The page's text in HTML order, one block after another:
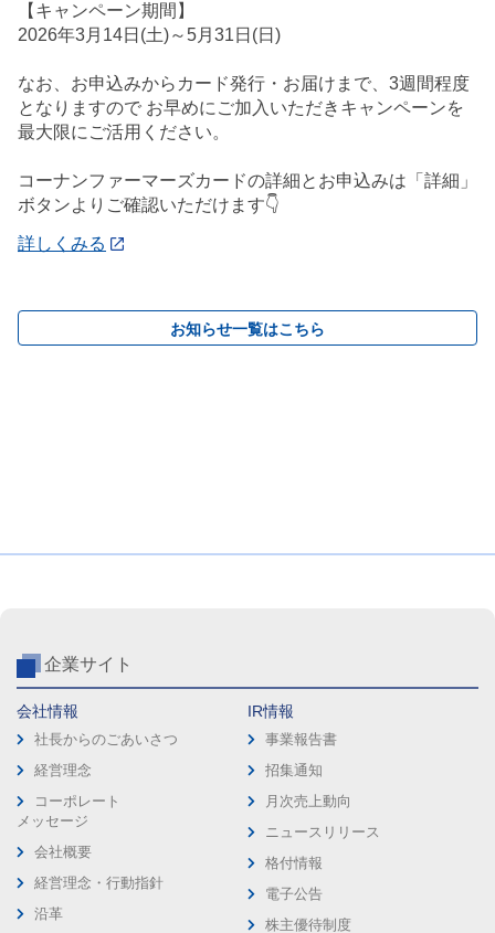
【キャンペーン期間】
2026年3月14日(土)～5月31日(日)
なお、お申込みからカード発行・お届けまで、3週間程度
となりますので お早めにご加入いただきキャンペーンを
最大限にご活用ください。
コーナンファーマーズカードの詳細とお申込みは「詳細」
ボタンよりご確認いただけます👇
詳しくみる
お知らせ一覧はこちら
企業サイト
会社情報
社長からのごあいさつ
経営理念
コーポレート
メッセージ
会社概要
経営理念・行動指針
沿革
IR情報
事業報告書
招集通知
月次売上動向
ニュースリリース
格付情報
電子公告
株主優待制度